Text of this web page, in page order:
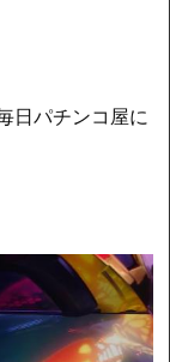
日パチンコ屋に